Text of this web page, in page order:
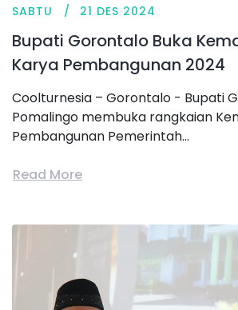
SABTU 21 DES 2024
Bupati Gorontalo Buka
Karya Pembangunan 2024
Coolturnesia – Gorontalo - Bupati
Pomalingo membuka rangkaian
Pembangunan Pemerintah...
Read More